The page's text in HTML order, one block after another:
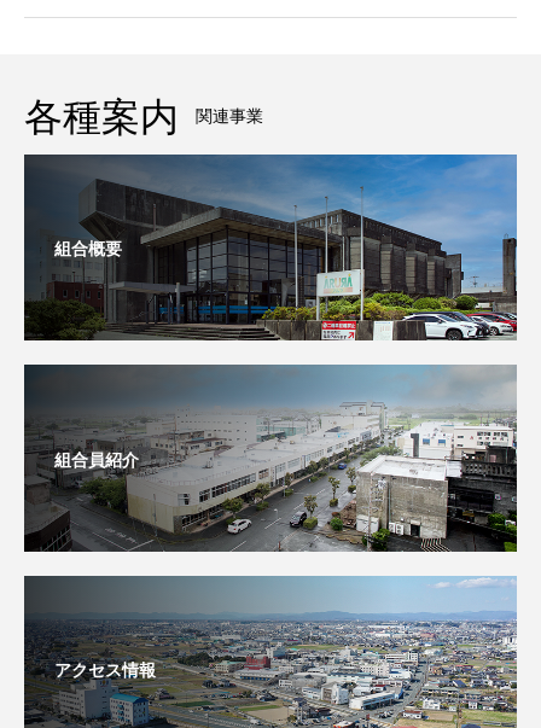
各種案内 関連事業
組合概要
組合員紹介
アクセス情報